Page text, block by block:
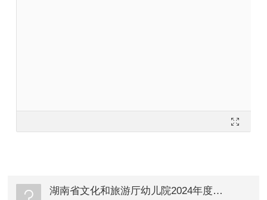
湖南省文化和旅游厅幼儿院2024年度决算公开-审批稿.ABUIABA9GAAg6vzDxgYovMjvYApdABUIABA9GAAg6vzDxgYovMjvYAf